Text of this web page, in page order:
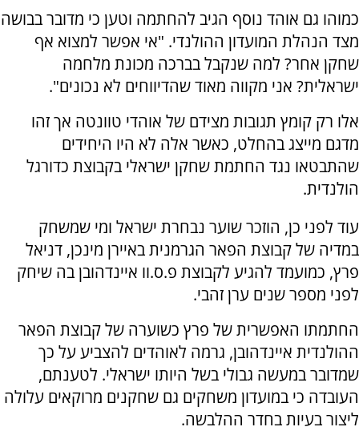
כמוהו גם אוהד נוסף הגיב להחתמה וטען כי מדובר בבושה
מצד הנהלת המועדון ההולנדי. "אי אפשר למצוא אף
שחקן אחר? למה שנקבל בברכה מכונת מלחמה
ישראלית? אני מקווה מאוד שהדיווחים לא נכונים".
אלו רק קומץ תגובות מצידם של אוהדי טוונטה אך זהו
מדגם מייצג בהחלט, כאשר אלה לא היו היחידים
שהתבטאו נגד החתמת שחקן ישראלי בקבוצת כדורגל
הולנדית.
עוד לפני כן, הוזכר שוער נבחרת ישראל ומי שמשחק
במדיה של קבוצת הפאר הגרמנית באיירן מינכן, דניאל
פרץ, כמועמד להגיע לקבוצת פ.ס.וו איינדהובן בה שיחק
לפני מספר שנים ערן זהבי.
החתמתו האפשרית של פרץ כשוערה של קבוצת הפאר
ההולנדית איינדהובן, גרמה לאוהדים להצביע על כך
שמדובר במעשה גבולי בשל היותו ישראלי. לטענתם,
העובדה כי במועדון משחקים גם שחקנים מרוקאים עלולה
ליצור בעיות בחדר ההלבשה.